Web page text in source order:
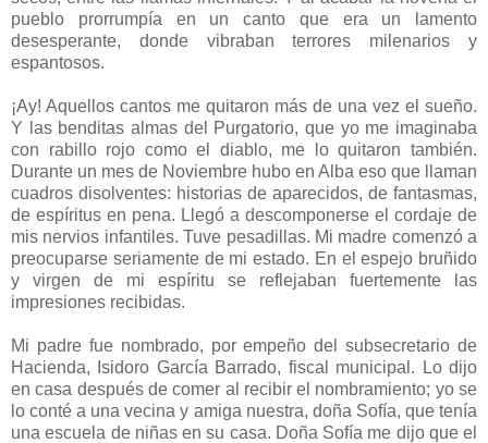
pueblo prorrumpía en un canto que era un lamento
desesperante, donde vibraban terrores milenarios y
espantosos.
¡Ay! Aquellos cantos me quitaron más de una vez el sueño.
Y las benditas almas del Purgatorio, que yo me imaginaba
con rabillo rojo como el diablo, me lo quitaron también.
Durante un mes de Noviembre hubo en Alba eso que llaman
cuadros disolventes: historias de aparecidos, de fantasmas,
de espíritus en pena. Llegó a descomponerse el cordaje de
mis nervios infantiles. Tuve pesadillas. Mi madre comenzó a
preocuparse seriamente de mi estado. En el espejo bruñido
y virgen de mi espíritu se reflejaban fuertemente las
impresiones recibidas.
Mi padre fue nombrado, por empeño del subsecretario de
Hacienda, Isidoro García Barrado, fiscal municipal. Lo dijo
en casa después de comer al recibir el nombramiento; yo se
lo conté a una vecina y amiga nuestra, doña Sofía, que tenía
una escuela de niñas en su casa. Doña Sofía me dijo que el